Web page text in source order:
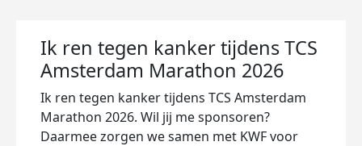
Ik ren tegen kanker tijdens TCS
Amsterdam Marathon 2026
Ik ren tegen kanker tijdens TCS Amsterdam
Marathon 2026. Wil jij me sponsoren?
Daarmee zorgen we samen met KWF voor